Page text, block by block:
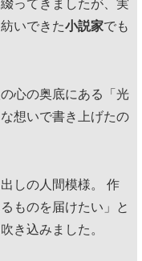
ってきましたが、実
いできた小説家でも
心の奥底にある「光
想いで書き上げたの
しの人間模様。 作
ものを届けたい」と
き込みました。